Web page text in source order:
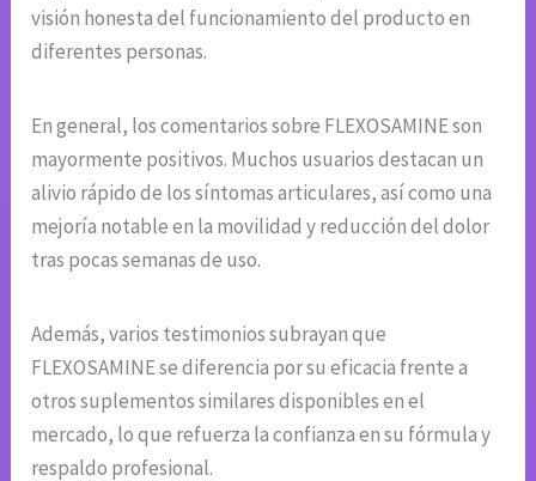
visión honesta del funcionamiento del producto en
diferentes personas.
En general, los comentarios sobre FLEXOSAMINE son
mayormente positivos. Muchos usuarios destacan un
alivio rápido de los síntomas articulares, así como una
mejoría notable en la movilidad y reducción del dolor
tras pocas semanas de uso.
Además, varios testimonios subrayan que
FLEXOSAMINE se diferencia por su eficacia frente a
otros suplementos similares disponibles en el
mercado, lo que refuerza la confianza en su fórmula y
respaldo profesional.